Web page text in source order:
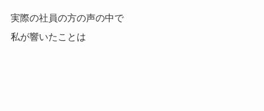
実際の社員の方の声の中で
私が響いたことは